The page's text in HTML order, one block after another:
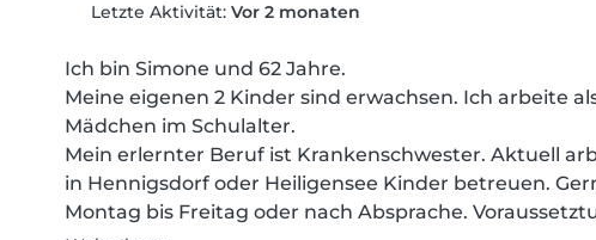
Letzte Aktivität: Vor 2 monaten
Ich bin Simone und 62 Jahre.
Meine eigenen 2 Kinder sind erwachsen. Ich arbeite
Mädchen im Schulalter.
Mein erlernter Beruf ist Krankenschwester. Aktuell
in Hennigsdorf oder Heiligensee Kinder betreuen.
Montag bis Freitag oder nach Absprache.